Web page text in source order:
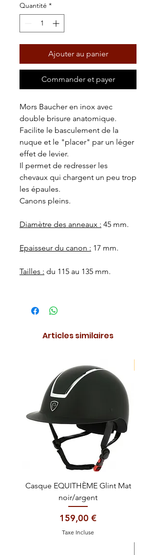
Quantité *
Ajouter au panier
Commander et payer
Mors Baucher en inox avec
double brisure anatomique.
Facilite le basculement de la
nuque et le "placer" par un léger
effet de levier.
Il permet de redresser les
chevaux qui chargent un peu trop
les épaules.
Canons pleins.
Diamètre des anneaux : 45 mm.
Epaisseur du canon : 17 mm.
Tailles : du 115 au 135 mm.
Articles similaires
Casque EQUITHÈME Glint Mat
noir/argent
Prix
159,00 €
Taxe Incluse